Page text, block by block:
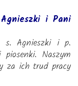
i Pani
s. Agnieszki i p.
Naszym
za ich trud pracy